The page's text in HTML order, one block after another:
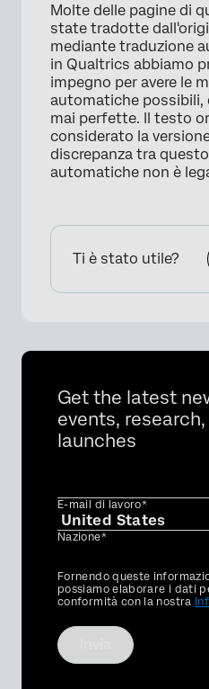
Molte delle pagine di
state tradotte
mediante traduzione
in Qualtrics abbiamo
impegno per avere le
automatiche possibili,
mai perfette. Il testo
considerato la
discrepanza tra
automatiche non è
Ti è stato utile?
Get the latest
events,
launches
E-mail di lavoro*
Nazione*
Privacy
Optin
Fornendo queste
possiamo elaborare i dati
conformità con la nostra